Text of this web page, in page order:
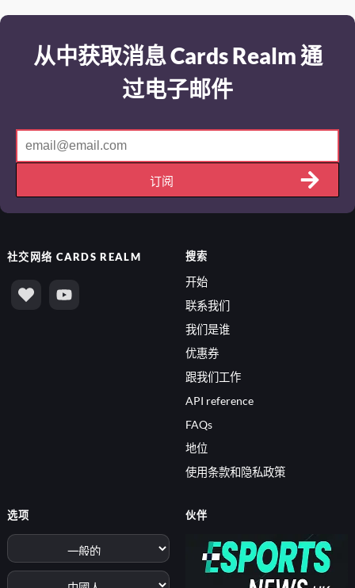
从中获取消息 Cards Realm 通
过电子邮件
订阅
社交网络 CARDS REALM 搜索
开始
联系我们
我们是谁
优惠券
跟我们工作
API reference
FAQs
地位
使用条款和隐私政策
选项 伙伴